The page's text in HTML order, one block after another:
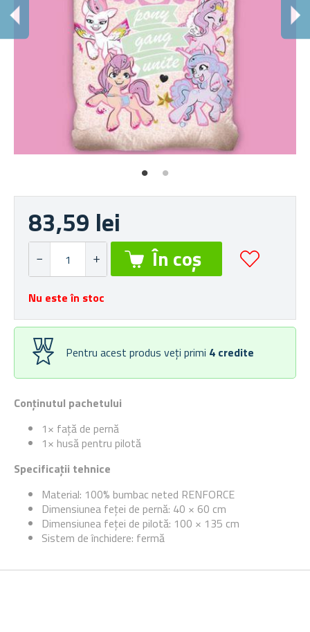
Conținutul pachetului
1× față de pernă
1× husă pentru pilotă
Specificații tehnice
Material: 100% bumbac neted RENFORCE
Dimensiunea feței de pernă: 40 × 60 cm
Dimensiunea feței de pilotă: 100 × 135 cm
Sistem de închidere: fermă
83,59 lei
Nu este în stoc
Pentru acest produs veți primi 4 credite